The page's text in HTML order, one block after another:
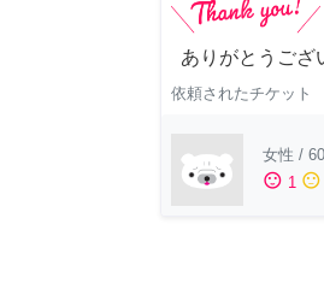
ありがとうござ
依頼されたチケット
女性 /
sentiment_satisfied 1 sentiment_neutral